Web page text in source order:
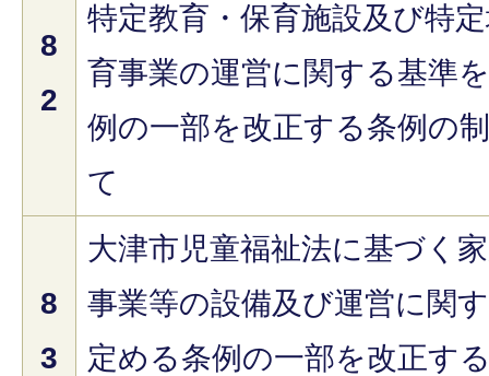
8
2
特定教育・保育施設及び特
育事業の運営に関する基準
例の一部を改正する条例の
て
8
3
大津市児童福祉法に基づく
事業等の設備及び運営に関
定める条例の一部を改正す